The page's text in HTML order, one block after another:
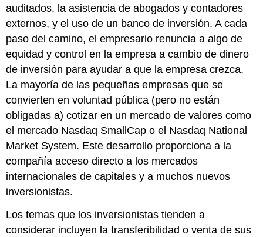
auditados, la asistencia de abogados y contadores
externos, y el uso de un banco de inversión. A cada
paso del camino, el empresario renuncia a algo de
equidad y control en la empresa a cambio de dinero
de inversión para ayudar a que la empresa crezca.
La mayoría de las pequeñas empresas que se
convierten en voluntad pública (pero no están
obligadas a) cotizar en un mercado de valores como
el mercado Nasdaq SmallCap o el Nasdaq National
Market System. Este desarrollo proporciona a la
compañía acceso directo a los mercados
internacionales de capitales y a muchos nuevos
inversionistas.
Los temas que los inversionistas tienden a
considerar incluyen la transferibilidad o venta de sus